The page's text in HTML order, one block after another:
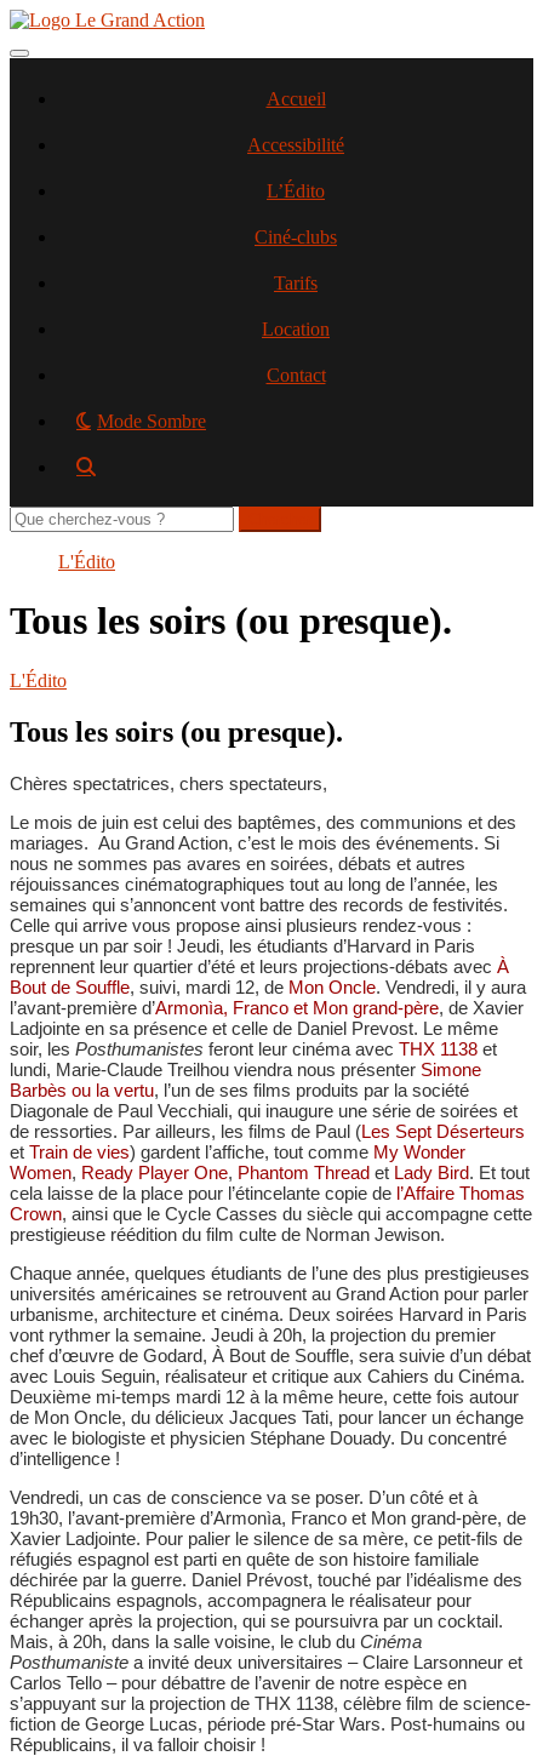
Aller
contenu
Toggle navigation
Accueil
Accessibilité
L’Édito
Ciné-clubs
Tarifs
Location
Contact
Mode Sombre
Rechercher
sur
L'Édito
Tous les soirs (ou presque).
L'Édito
Tous les soirs (ou presque).
Chères spectatrices, chers spectateurs,
Le mois de juin est celui des baptêmes, des communions et des
mariages. Au Grand Action, c’est le mois des événements. Si
nous ne sommes pas avares en soirées, débats et autres
réjouissances cinématographiques tout au long de l’année, les
semaines qui s’annoncent vont battre des records de festivités.
Celle qui arrive vous propose ainsi plusieurs rendez-vous :
presque un par soir ! Jeudi, les étudiants d’Harvard in Paris
reprennent leur quartier d’été et leurs projections-débats avec À
Bout de Souffle, suivi, mardi 12, de Mon Oncle. Vendredi, il y aura
l’avant-première d’Armonìa, Franco et Mon grand-père, de Xavier
Ladjointe en sa présence et celle de Daniel Prevost. Le même
soir, les Posthumanistes feront leur cinéma avec THX 1138 et
lundi, Marie-Claude Treilhou viendra nous présenter Simone
Barbès ou la vertu, l’un de ses films produits par la société
Diagonale de Paul Vecchiali, qui inaugure une série de soirées et
de ressorties. Par ailleurs, les films de Paul (Les Sept Déserteurs
et Train de vies) gardent l’affiche, tout comme My Wonder
Women, Ready Player One, Phantom Thread et Lady Bird. Et tout
cela laisse de la place pour l’étincelante copie de l’Affaire Thomas
Crown, ainsi que le Cycle Casses du siècle qui accompagne cette
prestigieuse réédition du film culte de Norman Jewison.
Chaque année, quelques étudiants de l’une des plus prestigieuses
universités américaines se retrouvent au Grand Action pour parler
urbanisme, architecture et cinéma. Deux soirées Harvard in Paris
vont rythmer la semaine. Jeudi à 20h, la projection du premier
chef d’œuvre de Godard, À Bout de Souffle, sera suivie d’un débat
avec Louis Seguin, réalisateur et critique aux Cahiers du Cinéma.
Deuxième mi-temps mardi 12 à la même heure, cette fois autour
de Mon Oncle, du délicieux Jacques Tati, pour lancer un échange
avec le biologiste et physicien Stéphane Douady. Du concentré
d’intelligence !
Vendredi, un cas de conscience va se poser. D’un côté et à
19h30, l’avant-première d’Armonìa, Franco et Mon grand-père, de
Xavier Ladjointe. Pour palier le silence de sa mère, ce petit-fils de
réfugiés espagnol est parti en quête de son histoire familiale
déchirée par la guerre. Daniel Prévost, touché par l’idéalisme des
Républicains espagnols, accompagnera le réalisateur pour
échanger après la projection, qui se poursuivra par un cocktail.
Mais, à 20h, dans la salle voisine, le club du Cinéma
Posthumaniste a invité deux universitaires – Claire Larsonneur et
Carlos Tello – pour débattre de l’avenir de notre espèce en
s’appuyant sur la projection de THX 1138, célèbre film de science-
fiction de George Lucas, période pré-Star Wars. Post-humains ou
Républicains, il va falloir choisir !